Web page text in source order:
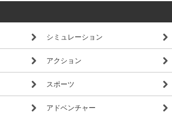
シミュレーション
アクション
スポーツ
アドベンチャー